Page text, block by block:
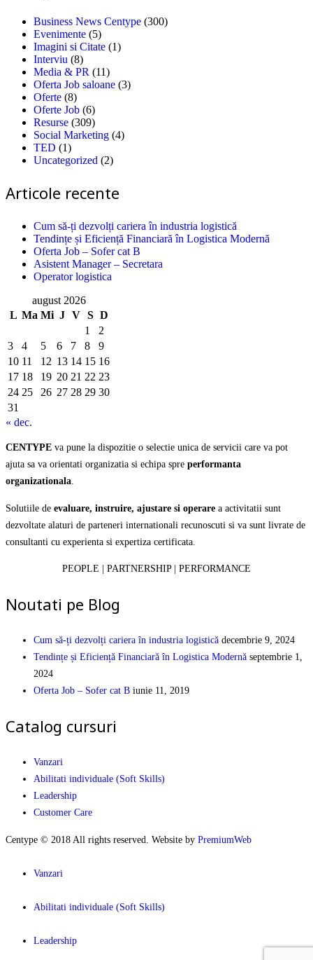
Business News Centype (300)
Evenimente (5)
Imagini si Citate (1)
Interviu (8)
Media & PR (11)
Oferta Job saloane (3)
Oferte (8)
Oferte Job (6)
Resurse (309)
Social Marketing (4)
TED (1)
Uncategorized (2)
Articole recente
Cum să-ți dezvolți cariera în industria logistică
Tendințe și Eficiență Financiară în Logistica Modernă
Oferta Job – Sofer cat B
Asistent Manager – Secretara
Operator logistica
august 2026
L Ma Mi J V S D
1
2
3
4 5 6 7 8
9
10 11 12 13 14 15 16
17 18 19 20 21 22 23
24 25 26 27 28 29 30
31
« dec.
CENTYPE va pune la dispozitie o selectie unica de servicii care va pot
ajuta sa va orientati organizatia si echipa spre performanta
organizationala.
Solutiile de evaluare, instruire, ajustare si operare a activitatii sunt
dezvoltate alaturi de parteneri internationali recunoscuti si va sunt livrate de
consultanti cu experienta si expertiza certificata.
PEOPLE | PARTNERSHIP | PERFORMANCE
Noutati pe Blog
Cum să-ți dezvolți cariera în industria logistică decembrie 9, 2024
Tendințe și Eficiență Financiară în Logistica Modernă septembrie 1,
2024
Oferta Job – Sofer cat B iunie 11, 2019
Catalog cursuri
Vanzari
Abilitati individuale (Soft Skills)
Leadership
Customer Care
Centype © 2018 All rights reserved. Website by PremiumWeb
Vanzari
Abilitati individuale (Soft Skills)
Leadership